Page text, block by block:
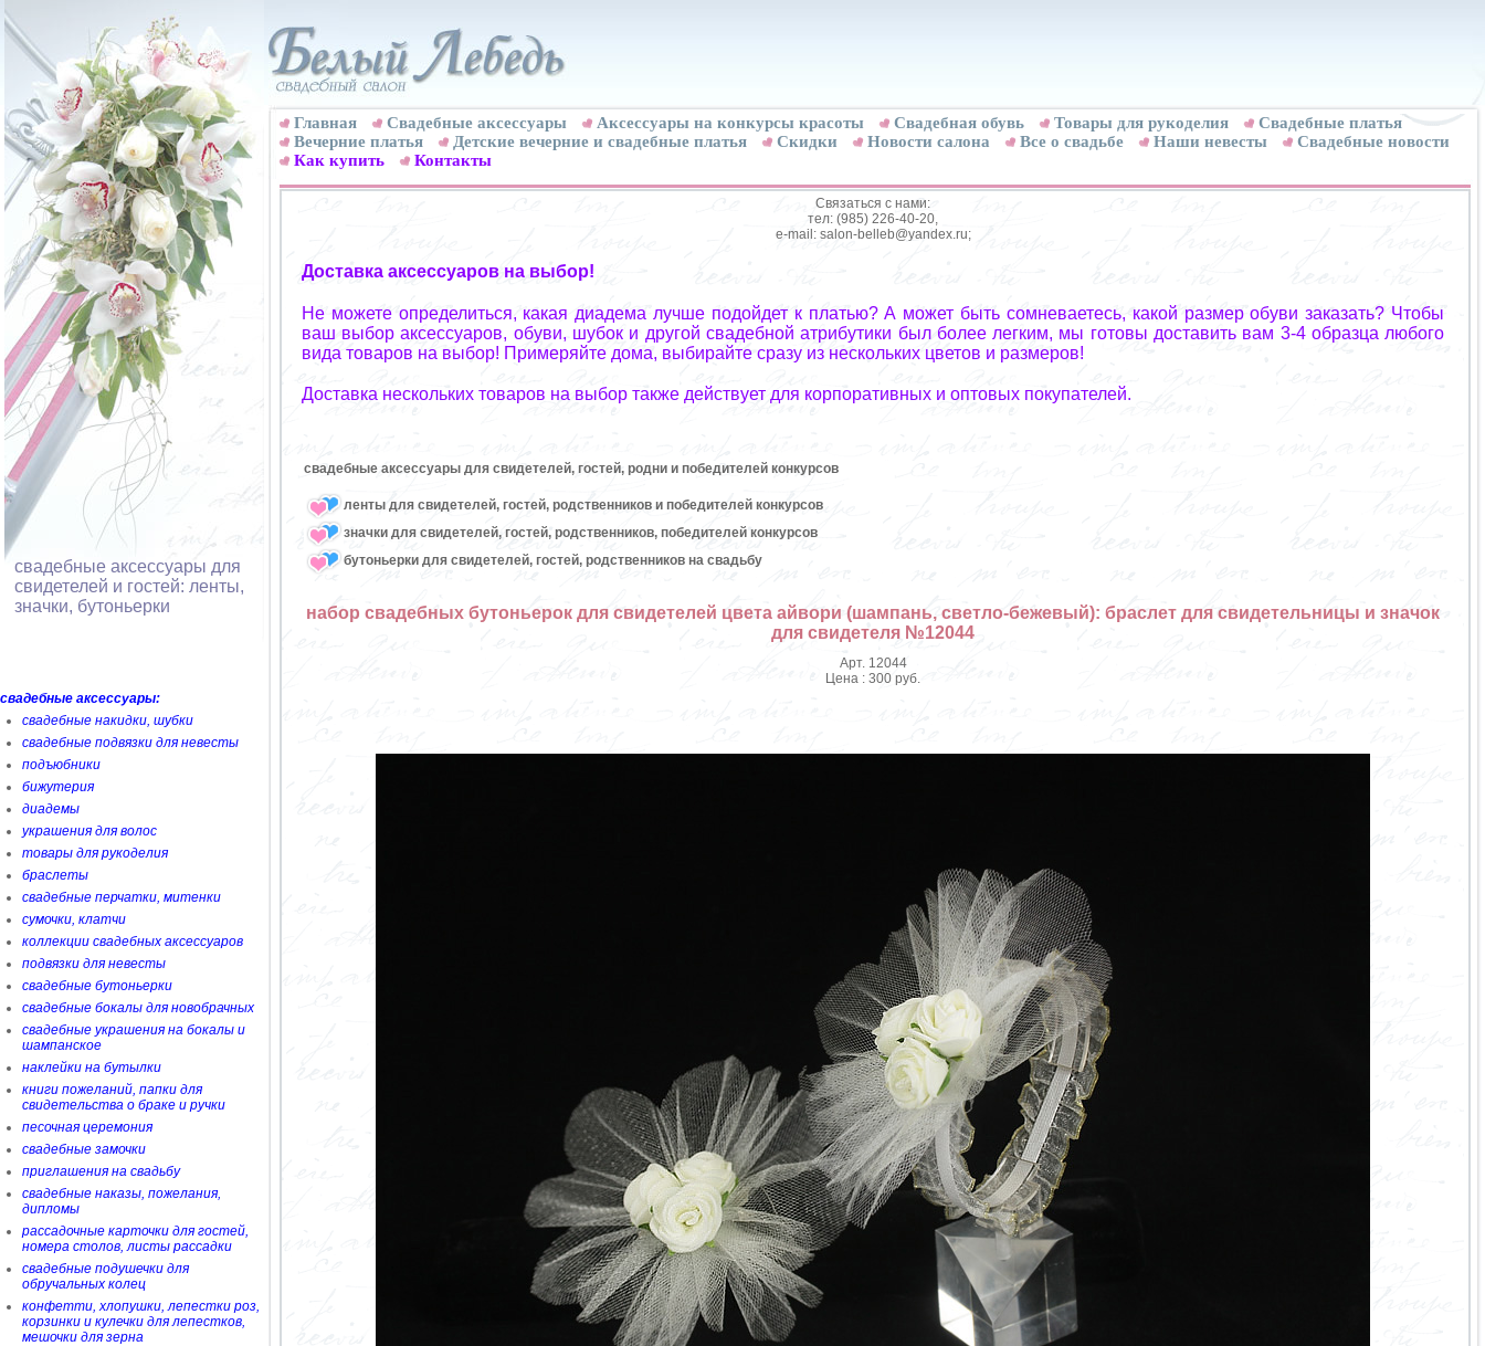
свадебные аксессуары для
свидетелей и гостей: ленты,
значки, бутоньерки
свадебные аксессуары:
свадебные накидки, шубки
свадебные подвязки для невесты
подъюбники
бижутерия
диадемы
украшения для волос
товары для рукоделия
браслеты
свадебные перчатки, митенки
сумочки, клатчи
коллекции свадебных аксессуаров
подвязки для невесты
свадебные бутоньерки
свадебные бокалы для новобрачных
свадебные украшения на бокалы и
шампанское
наклейки на бутылки
книги пожеланий, папки для
свидетельства о браке и ручки
песочная церемония
свадебные замочки
приглашения на свадьбу
свадебные наказы, пожелания,
дипломы
рассадочные карточки для гостей,
номера столов, листы рассадки
свадебные подушечки для
обручальных колец
конфетти, хлопушки, лепестки роз,
корзинки и кулечки для лепестков,
мешочки для зерна
Главная Свадебные аксессуары Аксессуары на конкурсы красоты Свадебная обувь Товары для рукоделия
Cвадебные платья
Вечерние платья
Детские вечерние и свадебные платья Скидки Новости салона Все о свадьбе Наши невесты
Свадебные новости
Как купить
Контакты
Связаться с нами:
тел: (985) 226-40-20,
e-mail: salon-belleb@yandex.ru;
Доставка аксессуаров на выбор!
Не можете определиться, какая диадема лучше подойдет к платью? А может быть сомневаетесь, какой размер обуви заказать? Чтобы
ваш выбор аксессуаров, обуви, шубок и другой свадебной атрибутики был более легким, мы готовы доставить вам 3-4 образца любого
вида товаров на выбор! Примеряйте дома, выбирайте сразу из нескольких цветов и размеров!
Доставка нескольких товаров на выбор также действует для корпоративных и оптовых покупателей.
свадебные аксессуары для свидетелей, гостей, родни и победителей конкурсов
ленты для свидетелей, гостей, родственников и победителей конкурсов
значки для свидетелей, гостей, родственников, победителей конкурсов
бутоньерки для свидетелей, гостей, родственников на свадьбу
набор свадебных бутоньерок для свидетелей цвета айвори (шампань, светло-бежевый): браслет для свидетельницы и значок
для свидетеля №12044
Арт. 12044
Цена : 300 руб.